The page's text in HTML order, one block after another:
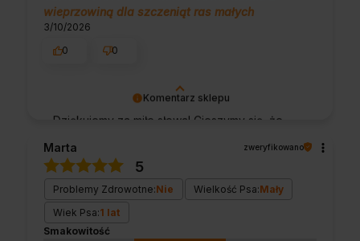
Komentarz sklepu
Dziękujemy za miłe słowa! Cieszymy się, że
możemy zapewnić odpowiednią obsługę tak
świetnym klientom. Dziękujemy raz jeszcze!
wieprzowiną dla szczeniąt ras małych
3/10/2026
0
0
Marta zweryfikowano
5
Problemy Zdrowotne:Nie Wielkość Psa:Mały
Wiek Psa:1 lat
Smakowitość